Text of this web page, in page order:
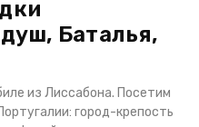
Баталья,
из Лиссабона. Посетим
город-крепость